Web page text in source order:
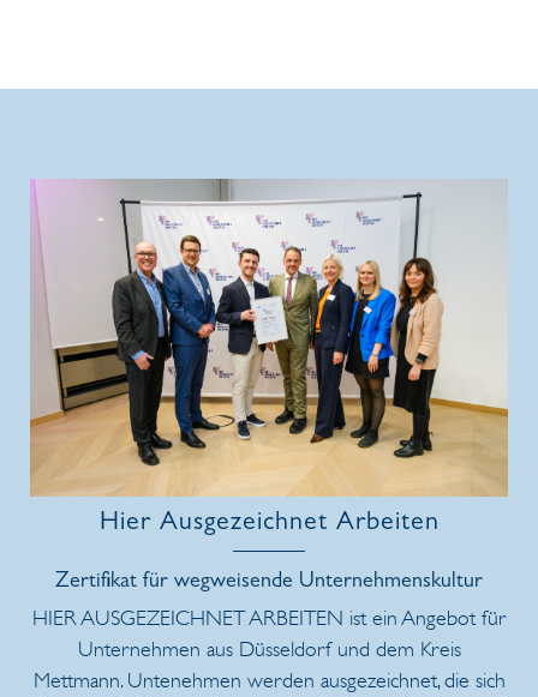
Hier Ausgezeichnet Arbeiten
Zertifikat für wegweisende Unternehmenskultur
HIER AUSGEZEICHNET ARBEITEN ist ein Angebot für
Unternehmen aus Düsseldorf und dem Kreis
Mettmann. Untenehmen werden ausgezeichnet, die sich